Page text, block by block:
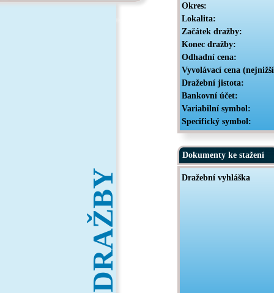
DRAŽBY
Okres:
Lokalita:
Začátek dražby:
Konec dražby:
Odhadní cena:
Vyvolávací cena
Dražební jistota:
Bankovní účet:
Variabilní symbol:
Specifický symbol:
Dokumenty ke stažení
Dražební vyhláška